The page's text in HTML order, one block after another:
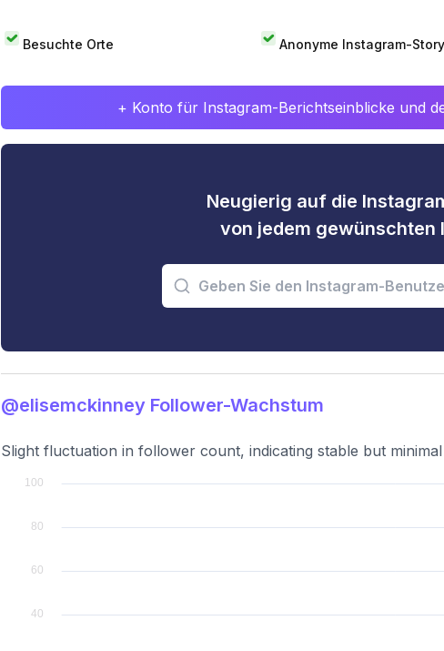
Besuchte Orte Anonyme Instagram-
+ Konto für Instagram-Berichtseinblicke und
Neugierig auf die
von jedem gewünschten
@elisemckinney Follower-Wachstum
Slight fluctuation in follower count, indicating stable but